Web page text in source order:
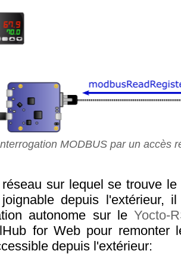
MODBUS par un accès
sur lequel se trouve
depuis l'extérieur,
autonome sur leYocto-
for Web pour remonter
depuis l'extérieur: